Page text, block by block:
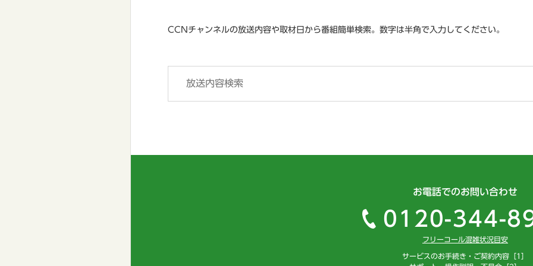
CCNチャンネルの放送内容や取材日から番組簡単検索。数字は半角で入力してください。
お電話でのお問い合わせ
0120-344-
フリーコール混雑状況目安
サービスのお手続き・ご契約内容［1］